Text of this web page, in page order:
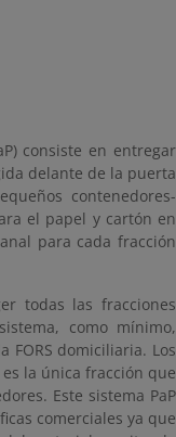
consiste en entregar
delante de la puerta
contenedores-
el papel y cartón en
para cada fracción
todas las fracciones
como mínimo,
FORS domiciliaria. Los
la única fracción que
Este sistema PaP
comerciales ya que